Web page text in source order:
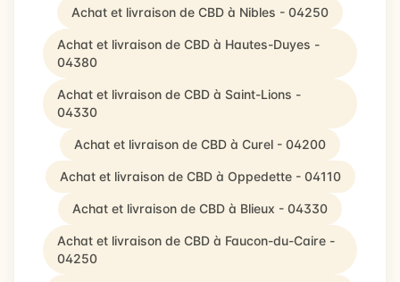
Achat et livraison de CBD à Nibles - 04250
Achat et livraison de CBD à Hautes-Duyes -
04380
Achat et livraison de CBD à Saint-Lions -
04330
Achat et livraison de CBD à Curel - 04200
Achat et livraison de CBD à Oppedette - 04110
Achat et livraison de CBD à Blieux - 04330
Achat et livraison de CBD à Faucon-du-Caire -
04250